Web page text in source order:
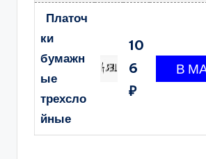
Платоч
ки
бумажн
ые
трехсло
йные
10
6
₽